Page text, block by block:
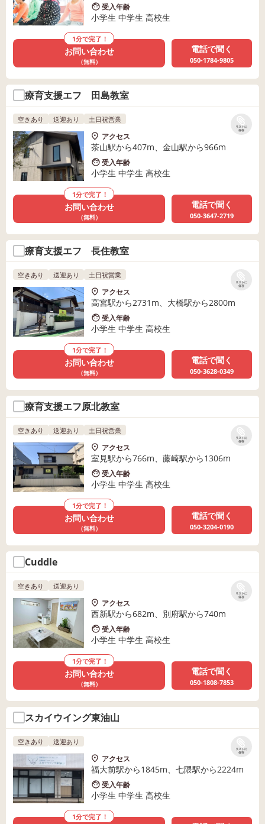
受入年齢
小学生 中学生 高校生
1分で完了！
お問い合わせ
（無料）
電話で聞く
050-1784-9805
療育支援エフ 田島教室
リストに
保存
空きあり 送迎あり 土日祝営業
アクセス
茶山駅から407m、金山駅から966m
受入年齢
小学生 中学生 高校生
1分で完了！
お問い合わせ
（無料）
電話で聞く
050-3647-2719
療育支援エフ 長住教室
リストに
保存
空きあり 送迎あり 土日祝営業
アクセス
高宮駅から2731m、大橋駅から2800m
受入年齢
小学生 中学生 高校生
1分で完了！
お問い合わせ
（無料）
電話で聞く
050-3628-0349
療育支援エフ原北教室
リストに
保存
空きあり 送迎あり 土日祝営業
アクセス
室見駅から766m、藤崎駅から1306m
受入年齢
小学生 中学生 高校生
1分で完了！
お問い合わせ
（無料）
電話で聞く
050-3204-0190
Cuddle
リストに
保存
空きあり 送迎あり
アクセス
西新駅から682m、別府駅から740m
受入年齢
小学生 中学生 高校生
1分で完了！
お問い合わせ
（無料）
電話で聞く
050-1808-7853
スカイウイング東油山
リストに
保存
空きあり 送迎あり
アクセス
福大前駅から1845m、七隈駅から2224m
受入年齢
小学生 中学生 高校生
1分で完了！